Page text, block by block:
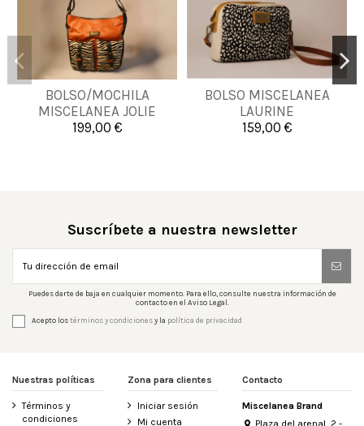
BOLSO/MOCHILA
MISCELANEA JOLIE
CEBRA MATTONE
199,00 €
UNICA
Añadir al carrito
BOLSO MISCELANEA
LAURINE
159,00 €
UNICA
Añadir al carrito
Suscríbete a nuestra newsletter
Puedes darte de baja en cualquier momento. Para ello, consulte nuestra información de
contacto en el Aviso Legal.
Acepto lostérminos y condicionesy la política de privacidad
Nuestras políticas
Términos y
condiciones
Zona para clientes
Iniciar sesión
Mi cuenta
Contacto
Miscelanea Brand
Plaza del arenal, 2 -